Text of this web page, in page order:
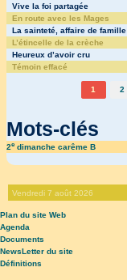
Vive la foi partagée
En route avec les Mages
La sainteté, affaire de famille
L’étincelle de la crèche
Heureux d’avoir cru
Témoin effacé
1 2
Mots-clés
2edimanche carême B
Vendredi 7 août 2026
Plan du site Web
Agenda
Documents
NewsLetter du site
Définitions